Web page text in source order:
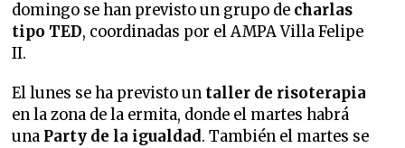
domingo se han previsto un grupo de charlas
tipo TED, coordinadas por el AMPA Villa Felipe
II.
El lunes se ha previsto un taller de risoterapia
en la zona de la ermita, donde el martes habrá
una Party de la igualdad. También el martes se